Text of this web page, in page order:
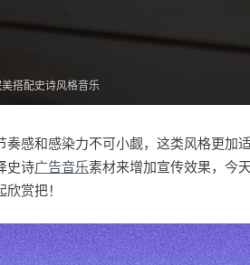
搭配史诗风格音乐
奏感和感染力不可小觑，这类风格更加
史诗广告音乐素材来增加宣传效果，今
赏把！